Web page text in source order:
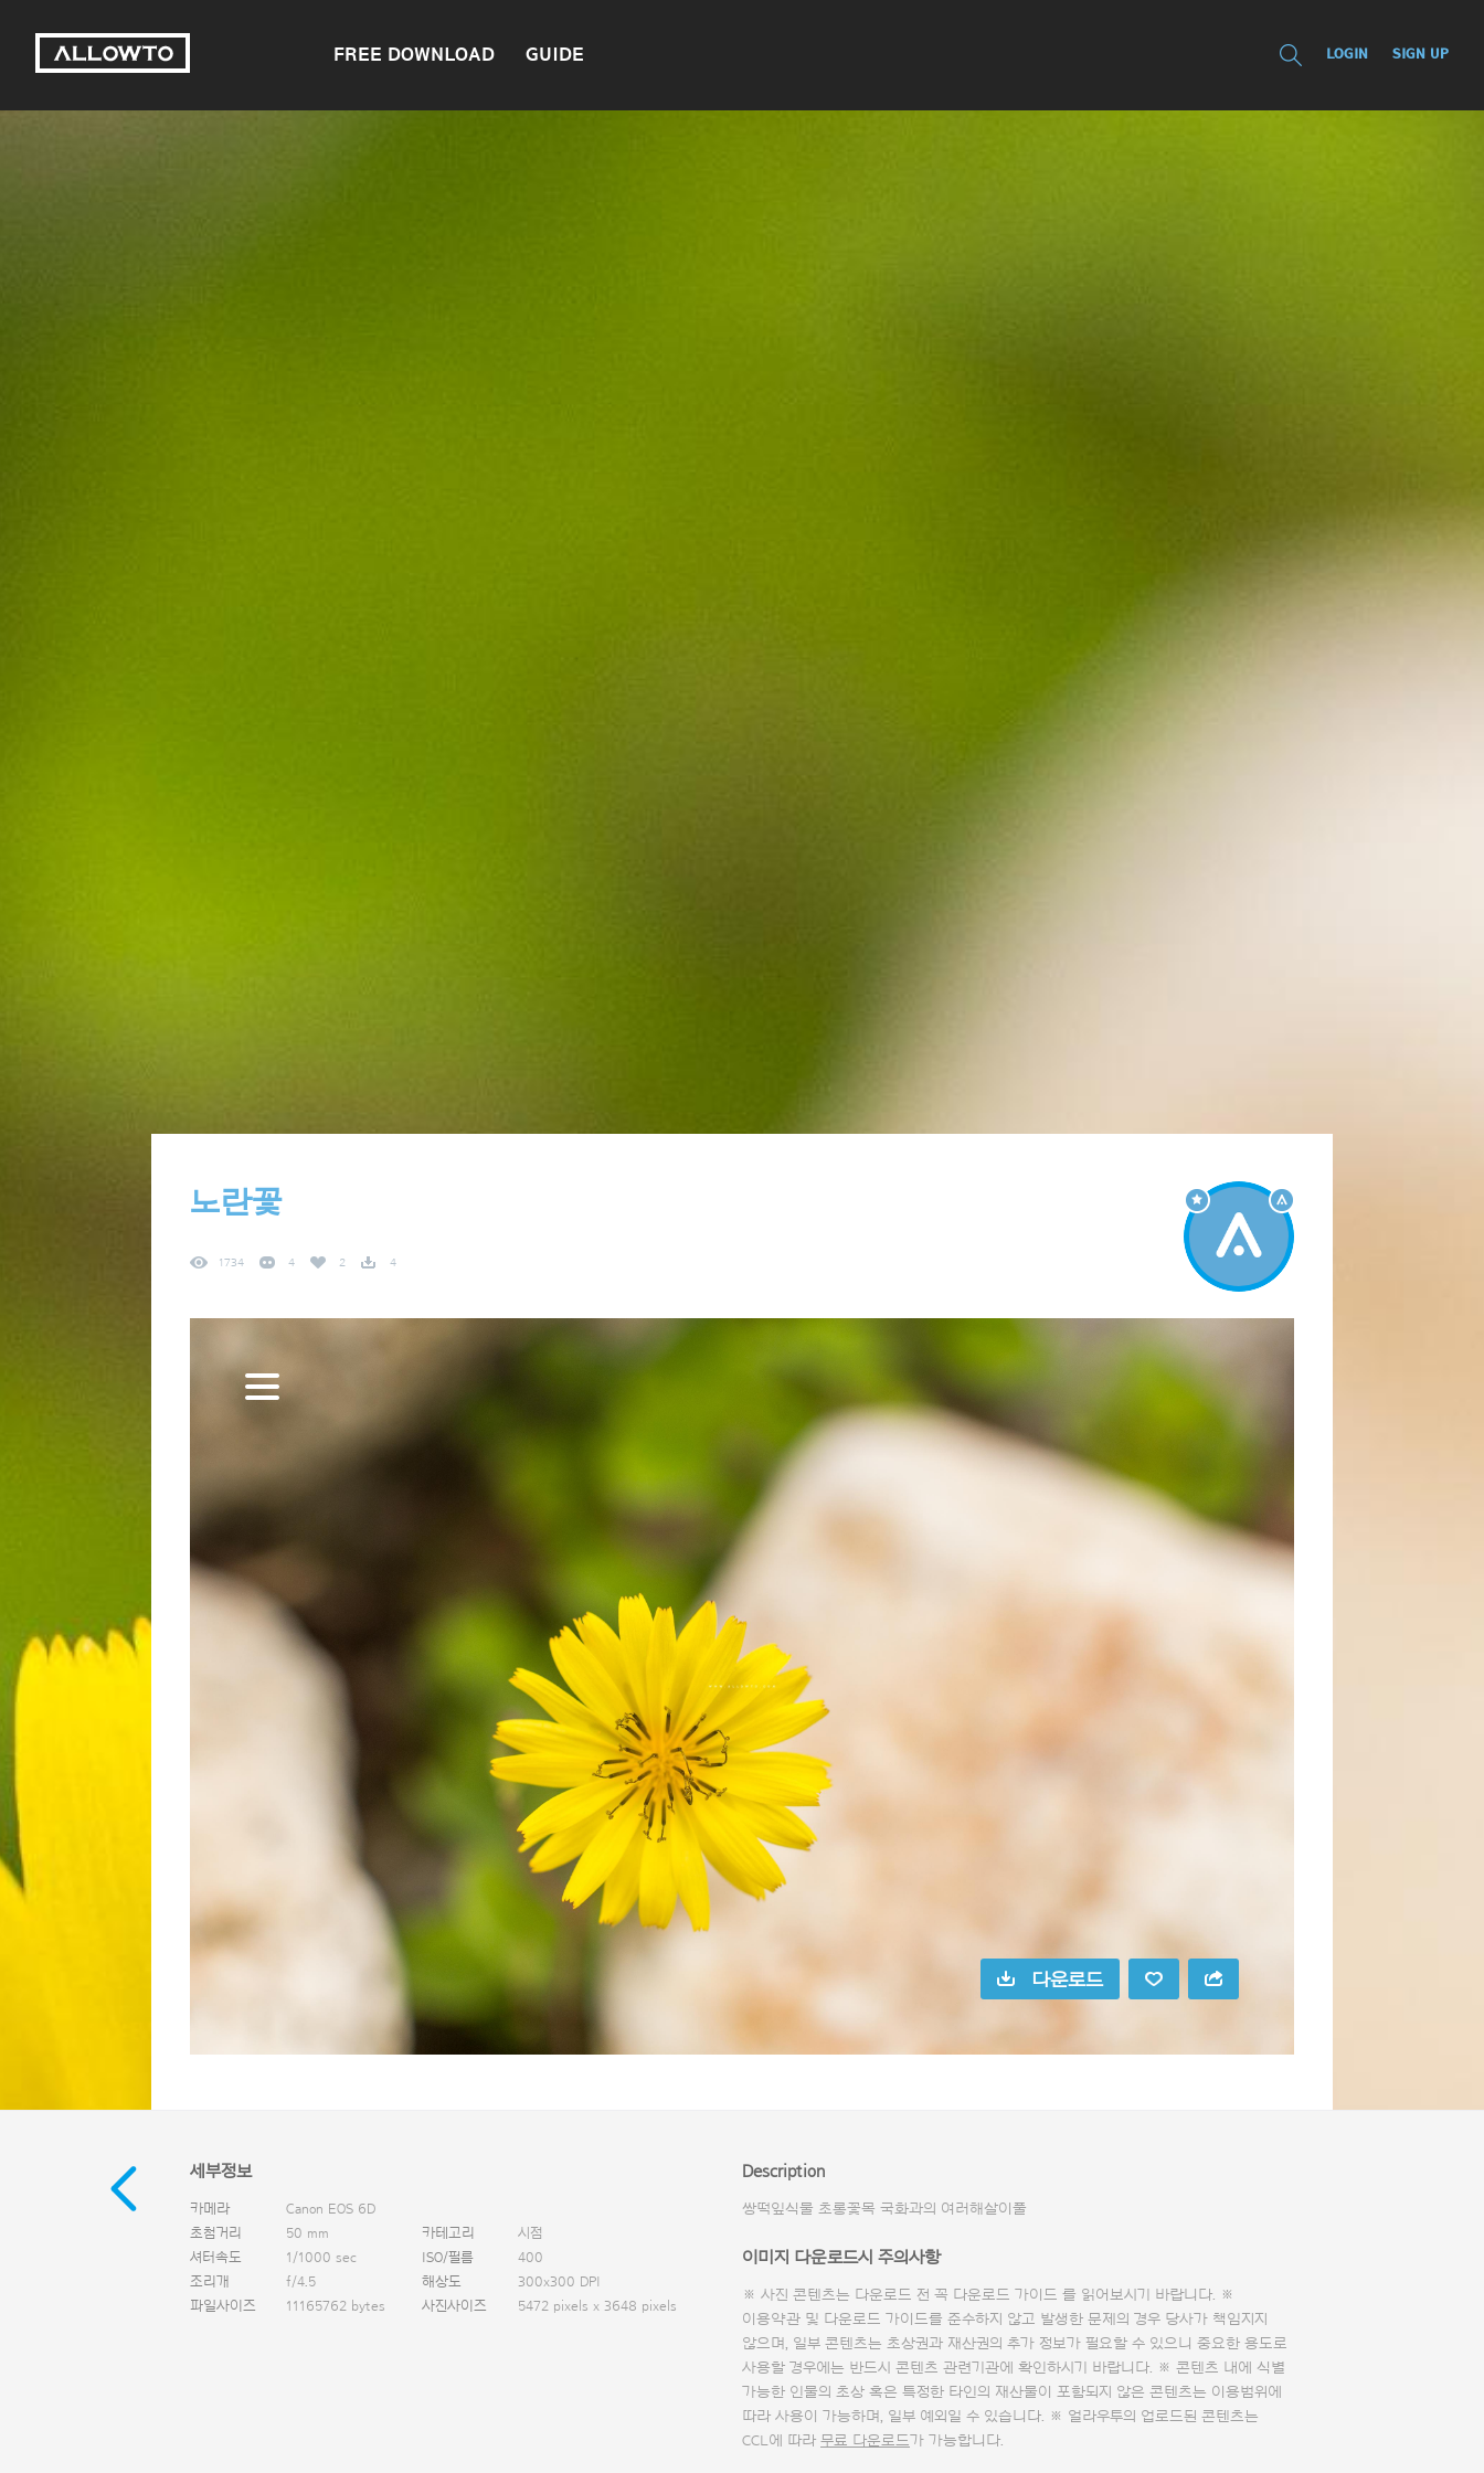
FREE DOWNLOAD GUIDE LOGIN SIGN UP
노란꽃
1734 4 2 4
다운로드
세부정보
카메라
Canon EOS 6D
초첨거리
50 mm 카테고리
시점
셔터속도
1/1000 sec ISO/필름
400
조리개
f/4.5 해상도
300x300 DPI
파일사이즈
11165762 bytes 사진사이즈 5472 pixels x 3648 pixels
Description
쌍떡잎식물 초롱꽃목 국화과의 여러해살이풀
이미지 다운로드시 주의사항
※ 사진 콘텐츠는 다운로드 전 꼭 다운로드 가이드 를 읽어보시기 바랍니다. ※
이용약관 및 다운로드 가이드를 준수하지 않고 발생한 문제의 경우 당사가 책임지지
않으며, 일부 콘텐츠는 초상권과 재산권의 추가 정보가 필요할 수 있으니 중요한 용도로
사용할 경우에는 반드시 콘텐츠 관련기관에 확인하시기 바랍니다. ※ 콘텐츠 내에 식별
가능한 인물의 초상 혹은 특정한 타인의 재산물이 포함되지 않은 콘텐츠는 이용범위에
따라 사용이 가능하며, 일부 예외일 수 있습니다. ※ 얼라우투의 업로드된 콘텐츠는
CCL에 따라 무료 다운로드가 가능합니다.